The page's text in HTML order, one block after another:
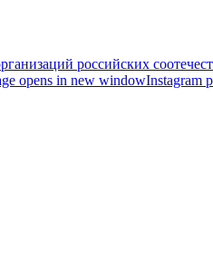
opens in new windowInstagram